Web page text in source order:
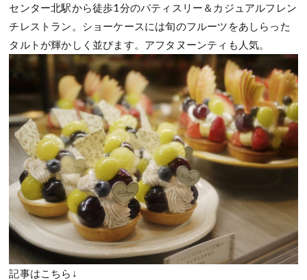
センター北駅から徒歩1分のパティスリー＆カジュアルフレン
チレストラン。ショーケースには旬のフルーツをあしらった
タルトが輝かしく並びます。アフタヌーンティも人気。
記事はこちら↓